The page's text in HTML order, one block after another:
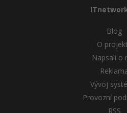
Blog
O
Napsali o
Vývoj
Provozní
RSS